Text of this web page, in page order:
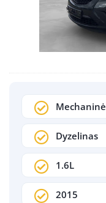
Mechaninė
Dyzelinas
1.6L
2015